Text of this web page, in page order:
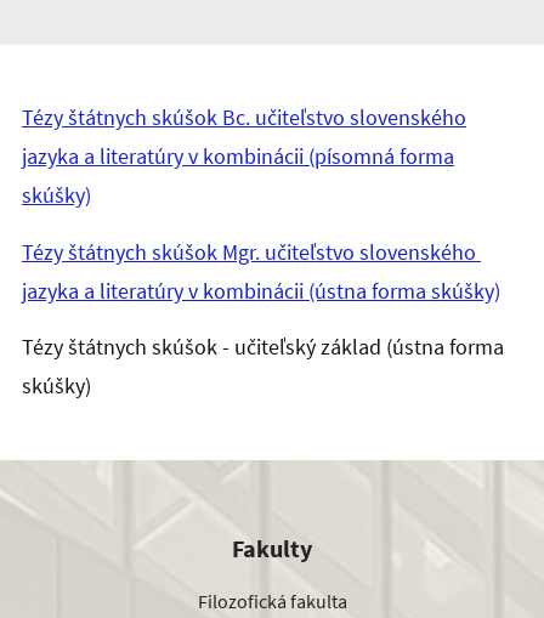
Tézy štátnych skúšok Bc. učiteľstvo slovenského
jazyka a literatúry v kombinácii (písomná forma
skúšky)
Tézy štátnych skúšok Mgr. učiteľstvo slovenského
jazyka a literatúry v kombinácii (ústna forma skúšky)
Tézy štátnych skúšok - učiteľský základ (ústna forma
skúšky)
Fakulty
Filozofická fakulta